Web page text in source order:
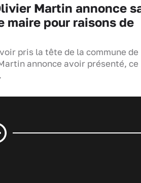
Martin annonce
maire pour raisons de
pris la tête de la commune de
annonce avoir présenté, ce